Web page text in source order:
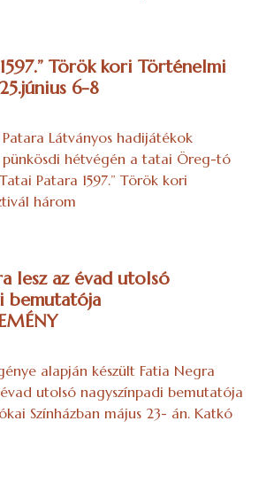
Török kori Történelmi
6-8
Látványos hadijátékok
pünkösdi hétvégén a tatai Öreg-tó
Patara 1597.” Török kori
három
lesz az évad utolsó
bemutatója
alapján készült Fatia Negra
utolsó nagyszínpadi bemutatója
Színházban május 23- án. Katkó